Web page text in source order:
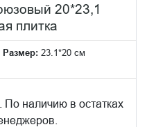
20*23,1
плитка
Размер: 23.1*20 см
По наличию в остатках